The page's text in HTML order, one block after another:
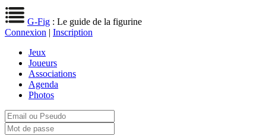
G-Fig : Le guide de la figurine
Connexion | Inscription
Jeux
Joueurs
Associations
Agenda
Photos